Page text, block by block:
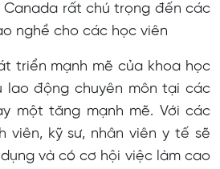
Canada rất chú trọng đến các
nghề cho các học viên
triển mạnh mẽ của khoa học
lao động chuyên môn tại các
một tăng mạnh mẽ. Với các
viên, kỹ sư, nhân viên y tế sẽ
và có cơ hội việc làm cao